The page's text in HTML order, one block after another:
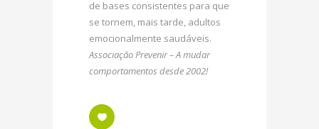
de bases consistentes para que
se tornem, mais tarde, adultos
emocionalmente saudáveis.
Associação Prevenir – A mudar
comportamentos desde 2002!